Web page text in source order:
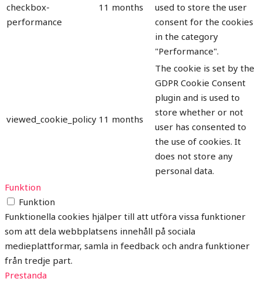
checkbox-
performance
11 months
used to store the user
consent for the cookies
in the category
"Performance".
viewed_cookie_policy 11 months
The cookie is set by the
GDPR Cookie Consent
plugin and is used to
store whether or not
user has consented to
the use of cookies. It
does not store any
personal data.
Funktion
Funktion
Funktionella cookies hjälper till att utföra vissa funktioner
som att dela webbplatsens innehåll på sociala
medieplattformar, samla in feedback och andra funktioner
från tredje part.
Prestanda